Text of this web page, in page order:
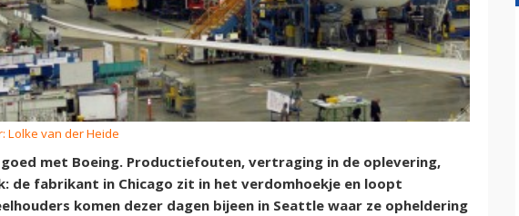
Lolke van der Heide
goed met Boeing. Productiefouten, vertraging in de oplevering,
de fabrikant in Chicago zit in het verdomhoekje en loopt
komen dezer dagen bijeen in Seattle waar ze opheldering